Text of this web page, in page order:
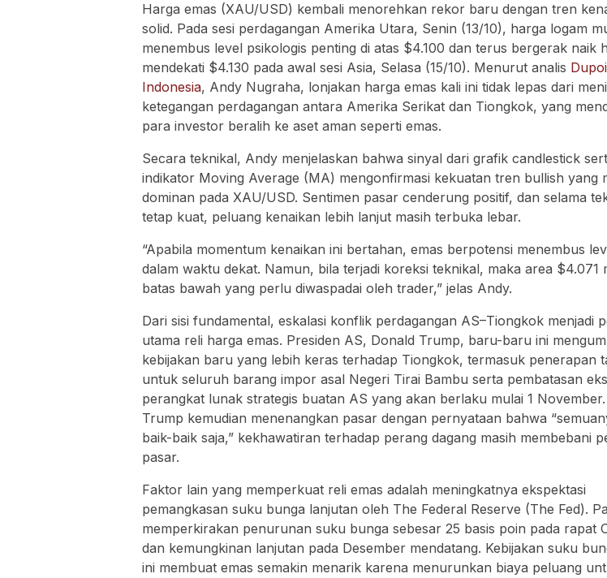
Harga emas (XAU/USD) kembali menorehkan rekor baru dengan tren
solid. Pada sesi perdagangan Amerika Utara, Senin (13/10), harga logam
menembus level psikologis penting di atas $4.100 dan terus bergerak naik
mendekati $4.130 pada awal sesi Asia, Selasa (15/10). Menurut analis
Indonesia, Andy Nugraha, lonjakan harga emas kali ini tidak lepas dari
ketegangan perdagangan antara Amerika Serikat dan Tiongkok, yang
para investor beralih ke aset aman seperti emas.
Secara teknikal, Andy menjelaskan bahwa sinyal dari grafik candlestick
indikator Moving Average (MA) mengonfirmasi kekuatan tren bullish yang
dominan pada XAU/USD. Sentimen pasar cenderung positif, dan selama
tetap kuat, peluang kenaikan lebih lanjut masih terbuka lebar.
“Apabila momentum kenaikan ini bertahan, emas berpotensi menembus
dalam waktu dekat. Namun, bila terjadi koreksi teknikal, maka area $4.071
batas bawah yang perlu diwaspadai oleh trader,” jelas Andy.
Dari sisi fundamental, eskalasi konflik perdagangan AS–Tiongkok menjadi
utama reli harga emas. Presiden AS, Donald Trump, baru-baru ini
kebijakan baru yang lebih keras terhadap Tiongkok, termasuk penerapan
untuk seluruh barang impor asal Negeri Tirai Bambu serta pembatasan
perangkat lunak strategis buatan AS yang akan berlaku mulai 1
Trump kemudian menenangkan pasar dengan pernyataan bahwa
baik-baik saja,” kekhawatiran terhadap perang dagang masih membebani
pasar.
Faktor lain yang memperkuat reli emas adalah meningkatnya ekspektasi
pemangkasan suku bunga lanjutan oleh The Federal Reserve (The Fed).
memperkirakan penurunan suku bunga sebesar 25 basis poin pada rapat
dan kemungkinan lanjutan pada Desember mendatang. Kebijakan suku
ini membuat emas semakin menarik karena menurunkan biaya peluang